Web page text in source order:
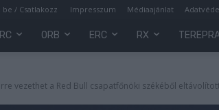
be / Csatlakozz Impresszum Médiaajánlat
ORB ERC RX
vezethet a Red Bull csapatfőnöki székéből